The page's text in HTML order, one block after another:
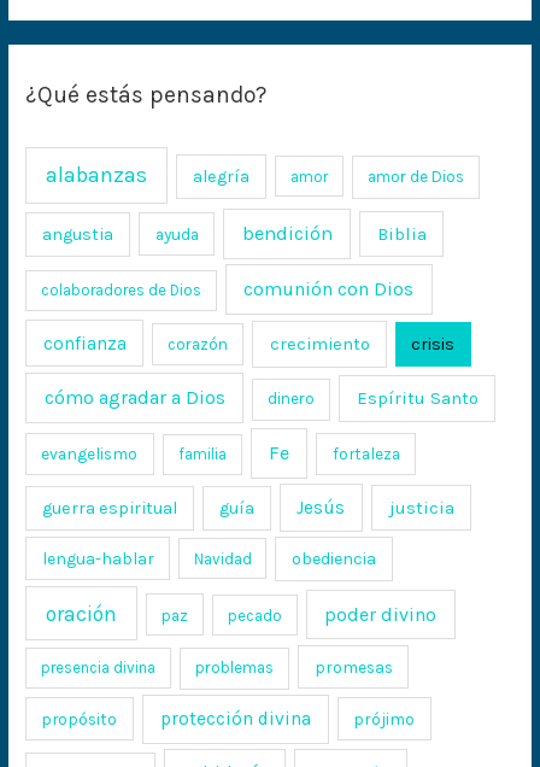
¿Qué estás pensando?
alabanzas alegría amor amor de Dios
angustia ayuda bendición Biblia
colaboradores de Dios comunión con Dios
confianza corazón crecimiento crisis
cómo agradar a Dios dinero Espíritu Santo
evangelismo familia Fe fortaleza
guerra espiritual guía Jesús justicia
lengua-hablar Navidad obediencia
oración paz pecado poder divino
presencia divina problemas promesas
propósito protección divina prójimo